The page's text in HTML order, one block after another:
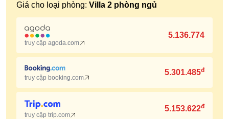
Giá cho loại phòng: Villa 2 phòng ngủ
truy cập agoda.com
5.136.774
truy cập booking.com
5.301.485đ
truy cập trip.com
5.153.622đ